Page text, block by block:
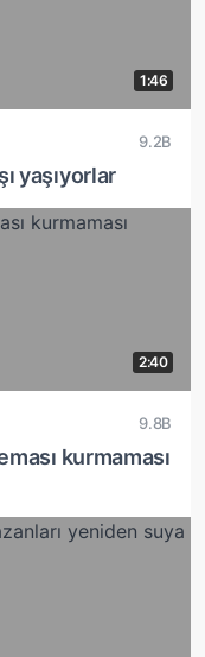
1:46
9.2B
yaşıyorlar
2:40
9.8B
kurmaması